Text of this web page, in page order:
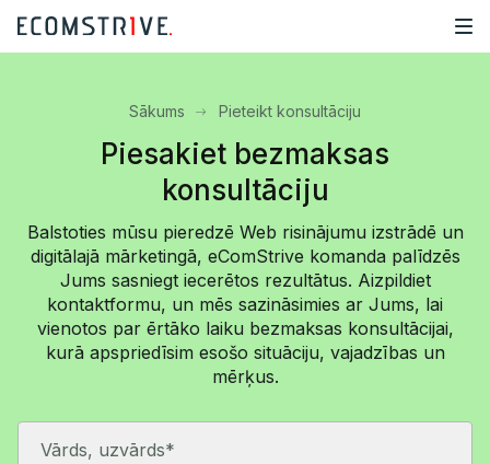
Sākums Pieteikt konsultāciju
Piesakiet bezmaksas
konsultāciju
Balstoties mūsu pieredzē Web risinājumu izstrādē un
digitālajā mārketingā, eComStrive komanda palīdzēs
Jums sasniegt iecerētos rezultātus. Aizpildiet
kontaktformu, un mēs sazināsimies ar Jums, lai
vienotos par ērtāko laiku bezmaksas konsultācijai,
kurā apspriedīsim esošo situāciju, vajadzības un
mērķus.